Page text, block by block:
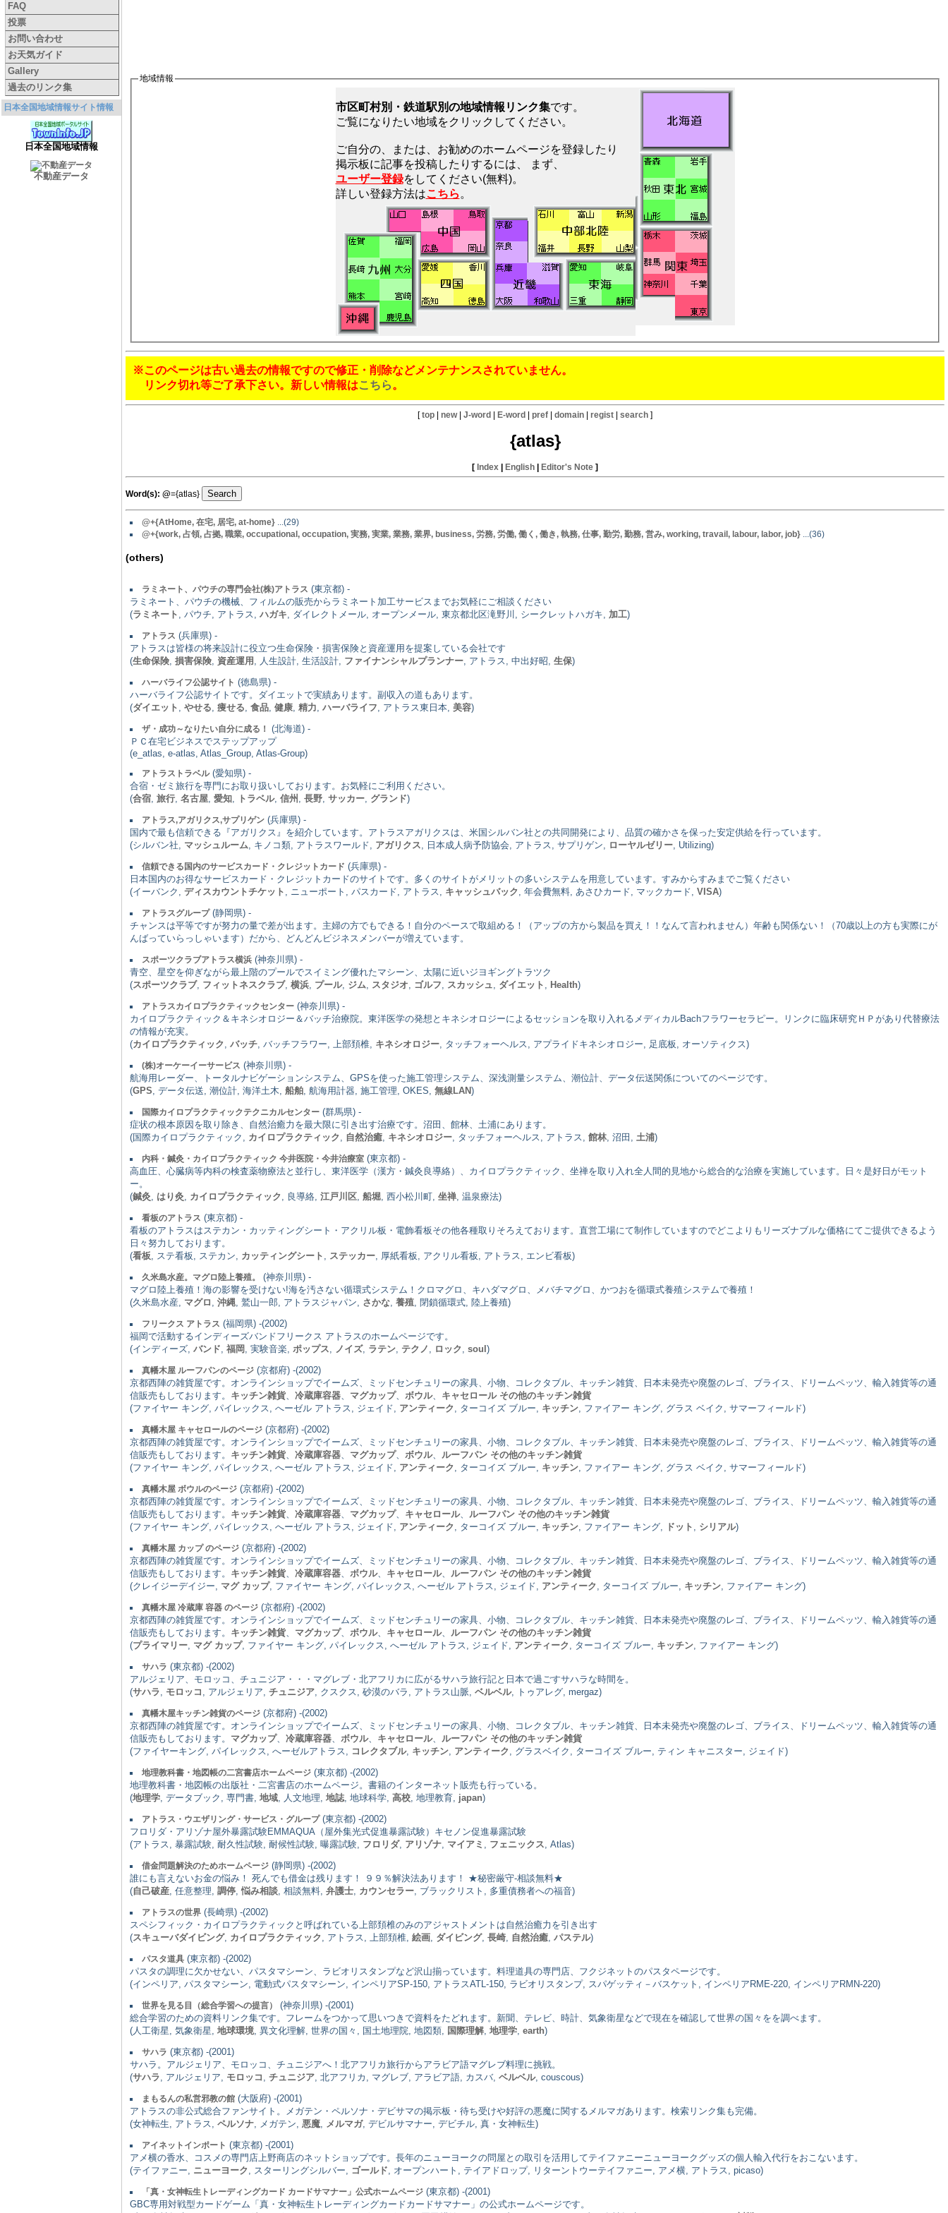
FAQ
投票
お問い合わせ
お天気ガイド
Gallery
過去のリンク集
日本全国地域情報サイト情報
日本全国地域情報
不動産データ
地域情報
市区町村別・鉄道駅別の地域情報リンク集です。
ご覧になりたい地域をクリックしてください。
ご自分の、または、お勧めのホームページを登録したり
掲示板に記事を投稿したりするには、 まず、
ユーザー登録をしてください(無料)。
詳しい登録方法はこちら 。
※このページは古い過去の情報ですので修正・削除などメンテナンスされていません。
リンク切れ等ご了承下さい。新しい情報はこちら。
[top | new| J-word | E-word | pref | domain | regist | search ]
{atlas}
[ Index | English | Editor's Note ]
Word(s): @={atlas}
@+{AtHome, 在宅, 居宅, at-home} ...(29)
@+{work, 占領, 占拠, 職業, occupational, occupation, 実務, 実業, 業務, 業界, business, 労務, 労働, 働く, 働き, 執務, 仕事, 勤労, 勤務, 営み, working, travail, labour, labor, job} ...(36)
(others)
ラミネート、パウチの専門会社(株)アトラス (東京都) -
ラミネート、パウチの機械、フィルムの販売からラミネート加工サービスまでお気軽にご相談ください
(ラミネート , パウチ, アトラス, ハガキ , ダイレクトメール, オープンメール, 東京都北区滝野川, シークレットハガキ, 加工)
アトラス (兵庫県) -
アトラスは皆様の将来設計に役立つ生命保険・損害保険と資産運用を提案している会社です
(生命保険 損害保険 資産運用 , 人生設計, 生活設計, ファイナンシャルプランナー , アトラス, 中出好昭, 生保)
ハーバライフ公認サイト (徳島県) -
ハーバライフ公認サイトです。ダイエットで実績あります。副収入の道もあります。
(ダイエット やせる 痩せる 食品 健康 精力 ハーバライフ , アトラス東日本, 美容)
ザ・成功～なりたい自分に成る！
(北海道) -
ＰＣ在宅ビジネスでステップアップ
(e_atlas, e-atlas, Atlas_Group, Atlas-Group)
アトラストラベル(愛知県) -
合宿・ゼミ旅行を専門にお取り扱いしております。お気軽にご利用ください。
(合宿 旅行 名古屋 愛知 トラベル, 信州 長野 サッカー グランド)
アトラス,アガリクス,サプリゲン (兵庫県) -
国内で最も信頼できる『アガリクス』を紹介しています。アトラスアガリクスは、米国シルバン社との共同開発により、品質の確かさを保った安定供給を行っています。
(シルバン社, マッシュルーム , キノコ類, アトラスワールド, アガリクス , 日本成人病予防協会, アトラス, サプリゲン, ローヤルゼリー , Utilizing)
信頼できる国内のサービスカード・クレジットカード (兵庫県) -
日本国内のお得なサービスカード・クレジットカードのサイトです。多くのサイトがメリットの多いシステムを用意しています。すみからすみまでご覧ください
(イーバンク, ディスカウントチケット , ニューポート, パスカード, アトラス, キャッシュバック , 年会費無料, あさひカード, マックカード, VISA)
アトラスグループ(静岡県) -
チャンスは平等ですが努力の量で差が出ます。主婦の方でもできる！自分のペースで取組める！（アップの方から製品を買え！！なんて言われません）年齢も関係ない！（70歳以上の方も実際にが
んばっていらっしゃいます）だから、どんどんビジネスメンバーが増えています。
スポーツクラブアトラス横浜 (神奈川県) -
青空、星空を仰ぎながら最上階のプールでスイミング優れたマシーン、太陽に近いジヨギングトラツク
(スポーツクラブ, フィットネスクラブ, 横浜 プール, ジム スタジオ ゴルフ スカッシュ ダイエット Health)
アトラスカイロプラクティックセンター (神奈川県) -
カイロプラクティック＆キネシオロジー＆バッチ治療院。東洋医学の発想とキネシオロジーによるセッションを取り入れるメディカルBachフラワーセラピー。リンクに臨床研究ＨＰがあり代替療法
の情報が充実。
(カイロプラクティック バッチ , バッチフラワー, 上部頚椎, キネシオロジー , タッチフォーヘルス, アプライドキネシオロジー, 足底板, オーソティクス)
(株)オーケーイーサービス (神奈川県) -
航海用レーダー、トータルナビゲーションシステム、GPSを使った施工管理システム、深浅測量システム、潮位計、データ伝送関係についてのページです。
(GPS , データ伝送, 潮位計, 海洋土木, 船舶 , 航海用計器, 施工管理, OKES, 無線LAN)
国際カイロプラクティックテクニカルセンター (群馬県) -
症状の根本原因を取り除き、自然治癒力を最大限に引き出す治療です。沼田、館林、土浦にあります。
(国際カイロプラクティック, カイロプラクティック 自然治癒 キネシオロジー , タッチフォーヘルス, アトラス, 館林 , 沼田, 土浦)
内科・鍼灸・カイロプラクティック 今井医院・今井治療室 (東京都) -
高血圧、心臓病等内科の検査薬物療法と並行し、東洋医学（漢方・鍼灸良導絡）、カイロプラクティック、坐禅を取り入れ全人間的見地から総合的な治療を実施しています。日々是好日がモット
ー。
(鍼灸 はり灸 カイロプラクティック , 良導絡, 江戸川区 船堀 , 西小松川町, 坐禅 , 温泉療法)
看板のアトラス (東京都) -
看板のアトラスはステカン・カッティングシート・アクリル板・電飾看板その他各種取りそろえております。直営工場にて制作していますのでどこよりもリーズナブルな価格にてご提供できるよう
日々努力しております。
(看板 , ステ看板, ステカン, カッティングシート ステッカー , 厚紙看板, アクリル看板, アトラス, エンビ看板)
久米島水産。マグロ陸上養殖。
(神奈川県) -
マグロ陸上養殖！海の影響を受けない!海を汚さない循環式システム！クロマグロ、キハダマグロ、メバチマグロ、かつおを循環式養殖システムで養殖！
(久米島水産, マグロ 沖縄 , 鷲山一郎, アトラスジャパン, さかな 養殖 , 閉鎖循環式, 陸上養殖)
フリークス アトラス (福岡県) -(2002)
福岡で活動するインディーズバンドフリークス アトラスのホームページです。
(インディーズ, バンド 福岡 , 実験音楽, ポップス ノイズ, ラテン テクノ ロック soul )
真幡木屋 ルーフパンのページ (京都府) -(2002)
京都西陣の雑貨屋です。オンラインショップでイームズ、ミッドセンチュリーの家具、小物、コレクタブル、キッチン雑貨、日本未発売や廃盤のレゴ、ブライス、ドリームペッツ、輸入雑貨等の通
信販売もしております。 キッチン雑貨 冷蔵庫容器 マグカップ、 ボウル、 キャセロール その他のキッチン雑貨
(ファイヤー キング, パイレックス, へーゼル アトラス, ジェイド, アンティーク , ターコイズ ブルー, キッチン , ファイアー キング, グラス ベイク, サマーフィールド)
真幡木屋 キャセロールのページ (京都府) -(2002)
京都西陣の雑貨屋です。オンラインショップでイームズ、ミッドセンチュリーの家具、小物、コレクタブル、キッチン雑貨、日本未発売や廃盤のレゴ、ブライス、ドリームペッツ、輸入雑貨等の通
信販売もしております。 キッチン雑貨 冷蔵庫容器 マグカップ、 ボウル、 ルーフパン その他のキッチン雑貨
(ファイヤー キング, パイレックス, へーゼル アトラス, ジェイド, アンティーク , ターコイズ ブルー, キッチン , ファイアー キング, グラス ベイク, サマーフィールド)
真幡木屋 ボウルのページ (京都府) -(2002)
京都西陣の雑貨屋です。オンラインショップでイームズ、ミッドセンチュリーの家具、小物、コレクタブル、キッチン雑貨、日本未発売や廃盤のレゴ、ブライス、ドリームペッツ、輸入雑貨等の通
信販売もしております。 キッチン雑貨 冷蔵庫容器 マグカップ、 キャセロール、 ルーフパン その他のキッチン雑貨
(ファイヤー キング, パイレックス, へーゼル アトラス, ジェイド, アンティーク , ターコイズ ブルー, キッチン , ファイアー キング, ドット シリアル)
真幡木屋 カップ のページ (京都府) -(2002)
京都西陣の雑貨屋です。オンラインショップでイームズ、ミッドセンチュリーの家具、小物、コレクタブル、キッチン雑貨、日本未発売や廃盤のレゴ、ブライス、ドリームペッツ、輸入雑貨等の通
信販売もしております。 キッチン雑貨 冷蔵庫容器 ボウル、 キャセロール、 ルーフパン その他のキッチン雑貨
(クレイジーデイジー, マグ カップ, ファイヤー キング, パイレックス, へーゼル アトラス, ジェイド, アンティーク , ターコイズ ブルー, キッチン , ファイアー キング)
真幡木屋 冷蔵庫 容器 のページ (京都府) -(2002)
京都西陣の雑貨屋です。オンラインショップでイームズ、ミッドセンチュリーの家具、小物、コレクタブル、キッチン雑貨、日本未発売や廃盤のレゴ、ブライス、ドリームペッツ、輸入雑貨等の通
信販売もしております。 キッチン雑貨 マグカップ、 ボウル、 キャセロール、 ルーフパン その他のキッチン雑貨
(プライマリー マグ カップ, ファイヤー キング, パイレックス, へーゼル アトラス, ジェイド, アンティーク , ターコイズ ブルー, キッチン , ファイアー キング)
サハラ (東京都) -(2002)
アルジェリア、モロッコ、チュニジア・・・マグレブ・北アフリカに広がるサハラ旅行記と日本で過ごすサハラな時間を。
(サハラ モロッコ , アルジェリア, チュニジア , クスクス, 砂漠のバラ, アトラス山脈, ベルベル, トゥアレグ, mergaz)
真幡木屋キッチン雑貨のページ (京都府) -(2002)
京都西陣の雑貨屋です。オンラインショップでイームズ、ミッドセンチュリーの家具、小物、コレクタブル、キッチン雑貨、日本未発売や廃盤のレゴ、ブライス、ドリームペッツ、輸入雑貨等の通
信販売もしております。 マグカップ、 冷蔵庫容器 ボウル、 キャセロール、 ルーフパン その他のキッチン雑貨
(ファイヤーキング, パイレックス, へーゼルアトラス,
コレクタブル, キッチン アンティーク , グラスベイク, ターコイズ ブルー, ティン キャニスター, ジェイド)
地理教科書・地図帳の二宮書店ホームページ (東京都) -(2002)
地理教科書・地図帳の出版社・二宮書店のホームページ。書籍のインターネット販売も行っている。
(地理学 , データブック, 専門書, 地域 , 人文地理, 地誌 , 地球科学, 高校 , 地理教育, japan)
アトラス・ウエザリング・サービス・グループ(東京都) -(2002)
フロリダ・アリゾナ屋外暴露試験EMMAQUA（屋外集光式促進暴露試験）キセノン促進暴露試験
(アトラス, 暴露試験, 耐久性試験, 耐候性試験, 曝露試験, フロリダ, アリゾナ マイアミ フェニックス , Atlas)
借金問題解決のためホームページ (静岡県) -(2002)
誰にも言えないお金の悩み！ 死んでも借金は残ります！ ９９％解決法あります！ ★秘密厳守-相談無料★
(自己破産 , 任意整理, 調停 ,悩み相談 , 相談無料, 弁護士 カウンセラー , ブラックリスト, 多重債務者への福音)
アトラスの世界 (長崎県) -(2002)
スペシフィック・カイロプラクティックと呼ばれている上部頚椎のみのアジャストメントは自然治癒力を引き出す
(スキューバダイビング, カイロプラクティック , アトラス, 上部頚椎, 絵画 ダイビング, 長崎 自然治癒 パステル)
パスタ道具 (東京都) -(2002)
パスタの調理に欠かせない、パスタマシーン、ラビオリスタンプなど沢山揃っています。料理道具の専門店、フクジネットのパスタページです。
(インペリア, パスタマシーン, 電動式パスタマシーン, インペリアSP-150, アトラスATL-150, ラビオリスタンプ, スパゲッティ－バスケット, インペリアRME-220, インペリアRMN-220)
世界を見る目（総合学習への提言）
(神奈川県) -(2001)
総合学習のための資料リンク集です。フレームをつかって思いつきで資料をたどれます。新聞、テレビ、時計、気象衛星などで現在を確認して世界の国々をを調べます。
(人工衛星, 気象衛星, 地球環境 , 異文化理解, 世界の国々, 国土地理院, 地図類, 国際理解 地理学 earth)
サハラ (東京都) -(2001)
サハラ。アルジェリア、モロッコ、チュニジアへ！北アフリカ旅行からアラビア語マグレブ料理に挑戦。
(サハラ , アルジェリア, モロッコ チュニジア , 北アフリカ, マグレブ, アラビア語, カスバ, ベルベル, couscous)
まもるんの私営邪教の館 (大阪府) -(2001)
アトラスの非公式総合ファンサイト。メガテン・ペルソナ・デビサマの掲示板・待ち受けや好評の悪魔に関するメルマガあります。検索リンク集も完備。
(女神転生, アトラス, ペルソナ , メガテン, 悪魔 メルマガ, デビルサマナー, デビチル, 真・女神転生)
アイネットインポート (東京都) -(2001)
アメ横の香水、コスメの専門店上野商店のネットショップです。長年のニューヨークの問屋との取引を活用してテイファニーニューヨークグッズの個人輸入代行をおこないます。
(テイファニー, ニューヨーク , スターリングシルバー, ゴールド , オープンハート, テイアドロップ, リターントウーテイファニー, アメ横, アトラス, picaso)
「真・女神転生トレーディングカード カードサマナー」公式ホームページ (東京都) -(2001)
GBC専用対戦型カードゲーム「真・女神転生トレーディングカードカードサマナー」の公式ホームページです。